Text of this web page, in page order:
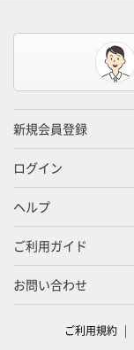
新規会員登録
ログイン
ヘルプ
ご利用ガイド
お問い合わせ
ご利用規約